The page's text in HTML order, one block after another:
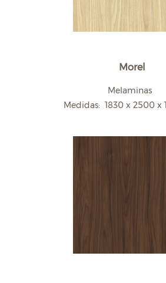
Morel
Melaminas
Medidas: 1830 x 2500 x